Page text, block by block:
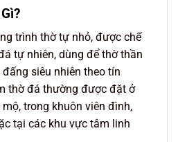
trình thờ tự nhỏ, được chế
tự nhiên, dùng để thờ thần
siêu nhiên theo tín
thờ đá thường được đặt ở
trong khuôn viên đình,
tại các khu vực tâm linh